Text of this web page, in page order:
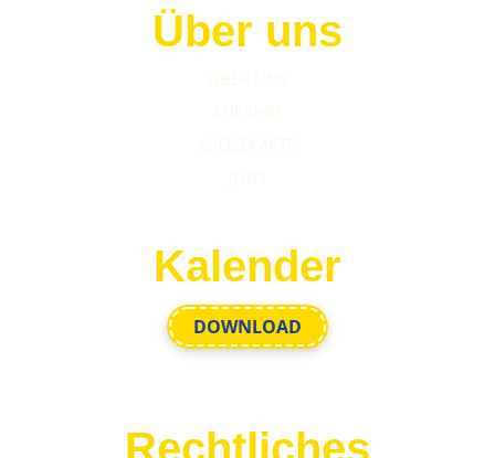
Über uns
Kalender
DOWNLOAD
Rechtliches